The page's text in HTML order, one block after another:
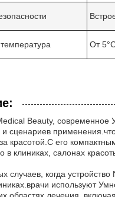
От
Beauty, современное
и сценариев
красотой.С его
в клиниках, салонах
случаев, когда
используют